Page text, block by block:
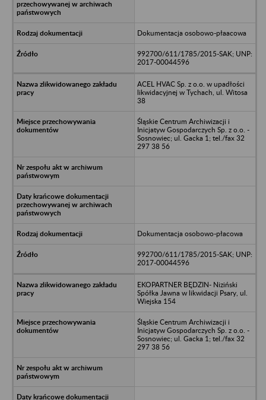
Dokumentacja osobowo-płaacowa
992700/611/1785/2015-SAK; UNP:
2017-00044596
ACEL HVAC Sp. z o.o. w upadłości
likwidacyjnej w Tychach, ul. Witosa
38
Śląskie Centrum Archiwizacji i
Inicjatyw Gospodarczych Sp. z o.o. -
Sosnowiec; ul. Gacka 1; tel./fax 32
297 38 56
Dokumentacja osobowo-płacowa
992700/611/1785/2015-SAK; UNP:
2017-00044596
EKOPARTNER BĘDZIN- Niziński
Spółka Jawna w likwidacji Psary, ul.
Wiejska 154
Śląskie Centrum Archiwizacji i
Inicjatyw Gospodarczych Sp. z o.o. -
Sosnowiec; ul. Gacka 1; tel./fax 32
297 38 56